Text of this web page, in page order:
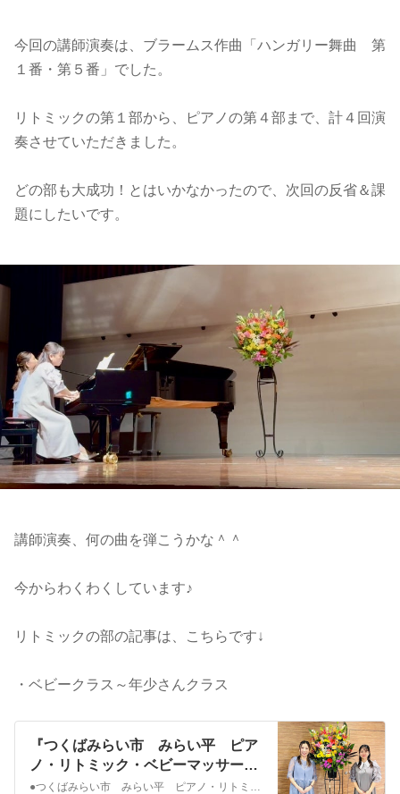
今回の講師演奏は、ブラームス作曲「ハンガリー舞曲 第
１番・第５番」でした。
リトミックの第１部から、ピアノの第４部まで、計４回演
奏させていただきました。
どの部も大成功！とはいかなかったので、次回の反省＆課
題にしたいです。
講師演奏、何の曲を弾こうかな＾＾
今からわくわくしています♪
リトミックの部の記事は、こちらです↓
・ベビークラス～年少さんクラス
『つくばみらい市 みらい平 ピア
ノ・リトミック・ベビーマッサージ
教室 ２０２３年度 発表会① 』